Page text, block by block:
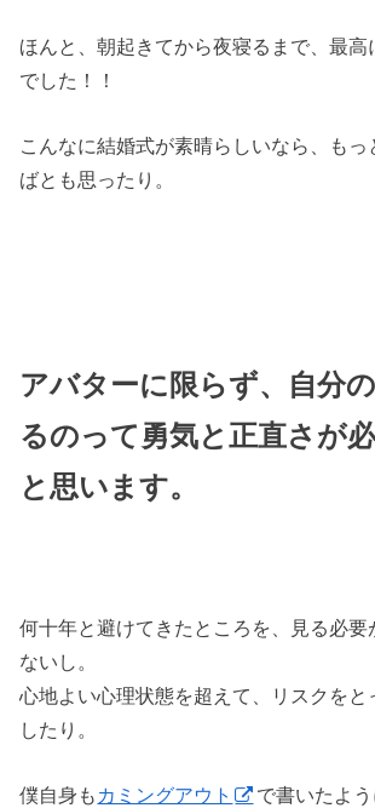
ほんと、朝起きてから夜寝るまで、最高
でした！！
こんなに結婚式が素晴らしいなら、もっ
ばとも思ったり。
アバターに限らず、自分
るのって勇気と正直さが
と思います。
何十年と避けてきたところを、見る必要
ないし。
心地よい心理状態を超えて、リスクをと
したり。
僕自身も カミングアウト
で書いたよ